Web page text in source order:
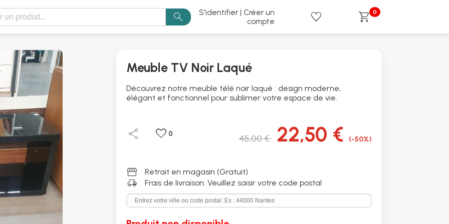
search
S'identifier | Créer un
compte
favorite shopping_cart 0
Meuble TV Noir Laqué
Découvrez notre meuble télé noir laqué : design moderne,
élégant et fonctionnel pour sublimer votre espace de vie.
share favorite 0 45,00 € 22,50 € (-50%)
storefront Retrait en magasin (Gratuit)
delivery_truck_speed Frais de livraison: Veuillez saisir votre code postal